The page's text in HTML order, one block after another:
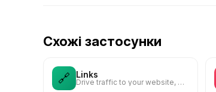
Схожі застосунки
🔗 Links
Drive traffic to your website, blog, online store, or any web link